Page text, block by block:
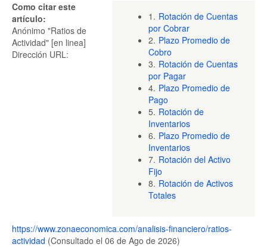
1. Rotación de Cuentas
por Cobrar
2. Plazo Promedio de
Cobro
3. Rotación de Cuentas
por Pagar
4. Plazo Promedio de
Pago
5. Rotación de
Inventarios
6. Plazo Promedio de
Inventarios
7. Rotación del Activo
Fijo
8. Rotación de Activos
Totales
Como citar este
artículo:
Anónimo "Ratios de
Actividad" [en linea]
Dirección URL:
https://www.zonaeconomica.com/analisis-financiero/ratios-
actividad (Consultado el 06 de Ago de 2026)